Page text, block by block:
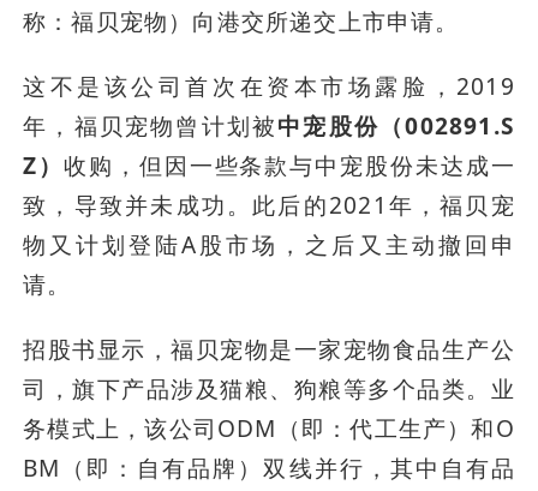
称：福贝宠物）向港交所递交上市申请。
这不是该公司首次在资本市场露脸，2019
年，福贝宠物曾计划被中宠股份（002891.S
Z） 收购，但因一些条款与中宠股份未达成一
致，导致并未成功。此后的2021年，福贝宠
物又计划登陆A股市场，之后又主动撤回申
请。
招股书显示，福贝宠物是一家宠物食品生产公
司，旗下产品涉及猫粮、狗粮等多个品类。业
务模式上，该公司ODM（即：代工生产）和O
BM（即：自有品牌）双线并行，其中自有品